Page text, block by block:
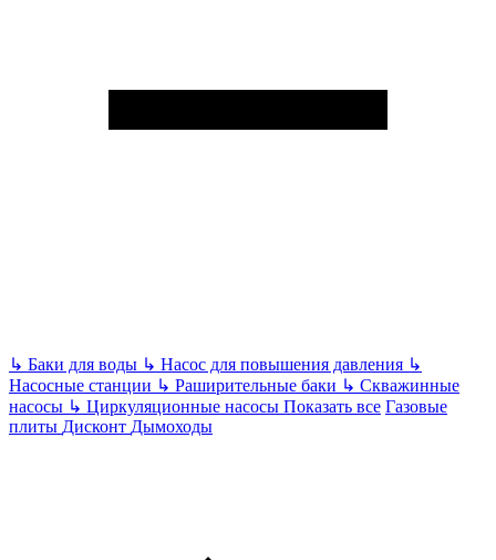
↳ Баки для воды ↳ Насос для повышения давления ↳
Насосные станции ↳ Раширительные баки ↳ Скважинные
насосы ↳ Циркуляционные насосы Показать все Газовые
плиты Дисконт Дымоходы